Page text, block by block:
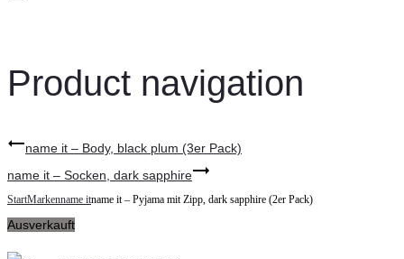
Product navigation
name it – Body, black plum (3er Pack)
name it – Socken, dark sapphire
StartMarkenname itname it – Pyjama mit Zipp, dark sapphire (2er Pack)
Ausverkauft